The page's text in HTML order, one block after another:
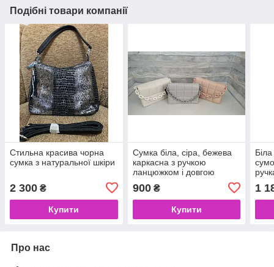
Подібні товари компанії
Стильна красива чорна
сумка з натуральної шкіри
2 300 ₴
Купити
Сумка біла, сіра, бежева
каркасна з ручкою
ланцюжком і довгою
ручкою Дуже комфортна!
900₴
Купити
1
Про нас